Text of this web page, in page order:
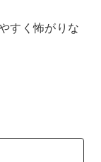
すく怖がりな